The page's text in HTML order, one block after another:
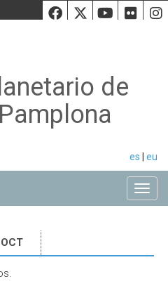
Facebook
Twiiter
de
Pamplona
es eu
OCT